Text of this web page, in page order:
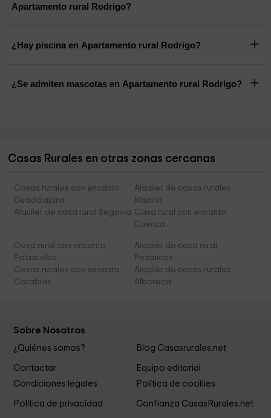
Apartamento rural Rodrigo?
¿Hay piscina en Apartamento rural Rodrigo?
¿Se admiten mascotas en Apartamento rural Rodrigo?
Casas Rurales en otras zonas cercanas
Casas rurales con encanto
Guadalajara
Alquiler de casas rurales
Madrid
Alquiler de casa rural Segovia Casa rural con encanto
Cuenca
Casa rural con encanto
Palazuelos
Alquiler de casa rural
Pozancos
Casas rurales con encanto
Carabias
Alquiler de casas rurales
Alboreca
Sobre Nosotros
¿Quiénes somos? Blog Casasrurales.net
Contactar
Equipo editorial
Condiciones legales
Política de cookies
Política de privacidad Confianza CasasRurales.net